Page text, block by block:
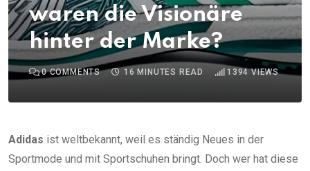
waren die Visionäre
hinter der Marke?
0COMMENTS 16 MINUTES READ 1394VIEWS
Adidas ist weltbekannt, weil es ständig Neues in der
Sportmode und mit Sportschuhen bringt. Doch wer hat diese